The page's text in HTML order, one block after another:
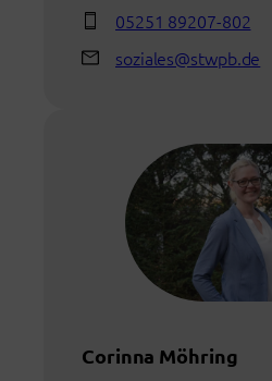
05251 89207-802
soziales@stwpb.de
Corinna Möhring